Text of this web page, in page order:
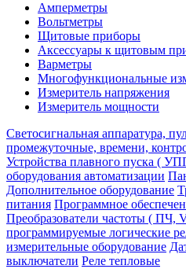
Амперметры
Вольтметры
Щитовые приборы
Аксессуары к щитовым
Варметры
Многофункциональные
Измеритель напряжения
Измеритель мощности
Светосигнальная аппаратура,
промежуточные, времени,
Устройства плавного пуска (
оборудования автоматизации
Дополнительное оборудование
питания Программное
Преобразователи частоты ( ПЧ,
программируемые логические
измерительные оборудование
выключатели Реле тепловые